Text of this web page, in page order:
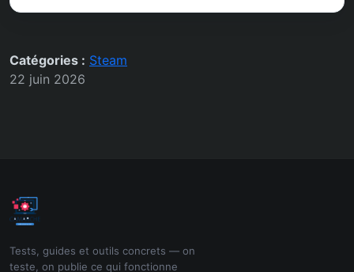
Catégories : Steam
22 juin 2026
Tests, guides et outils concrets — on
teste, on publie ce qui fonctionne